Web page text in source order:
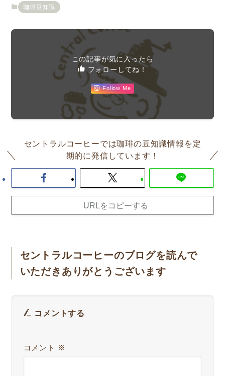
珈琲豆知識
この記事が気に入ったら
フォローしてね！
Follow Me
セントラルコーヒーでは珈琲の豆知識情報を定
期的に発信しています！
URLをコピーする
セントラルコーヒーのブログを読んで
いただきありがとうございます
コメントする
コメント ※